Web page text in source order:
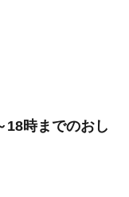
18時までのおし